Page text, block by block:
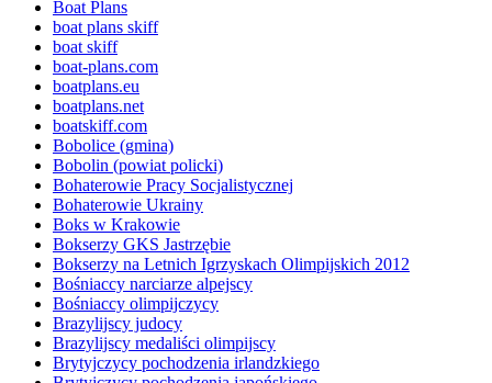
Boat Plans
boat plans skiff
boat skiff
boat-plans.com
boatplans.eu
boatplans.net
boatskiff.com
Bobolice (gmina)
Bobolin (powiat policki)
Bohaterowie Pracy Socjalistycznej
Bohaterowie Ukrainy
Boks w Krakowie
Bokserzy GKS Jastrzębie
Bokserzy na Letnich Igrzyskach Olimpijskich 2012
Bośniaccy narciarze alpejscy
Bośniaccy olimpijczycy
Brazylijscy judocy
Brazylijscy medaliści olimpijscy
Brytyjczycy pochodzenia irlandzkiego